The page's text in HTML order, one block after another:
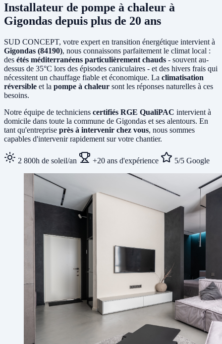
Installateur de pompe à chaleur à
Gigondas depuis plus de 20 ans
SUD CONCEPT, votre expert en transition énergétique intervient à
Gigondas (84190), nous connaissons parfaitement le climat local :
des étés méditerranéens particulièrement chauds - souvent au-
dessus de 35°C lors des épisodes caniculaires - et des hivers frais qui
nécessitent un chauffage fiable et économique. La climatisation
réversible et la pompe à chaleur sont les réponses naturelles à ces
besoins.
Notre équipe de techniciens certifiés RGE QualiPAC intervient à
domicile dans toute la commune de Gigondas et ses alentours. En
tant qu'entreprise près à intervenir chez vous, nous sommes
capables d'intervenir rapidement sur votre chantier.
2 800h de soleil/an +20 ans d'expérience 5/5 Google